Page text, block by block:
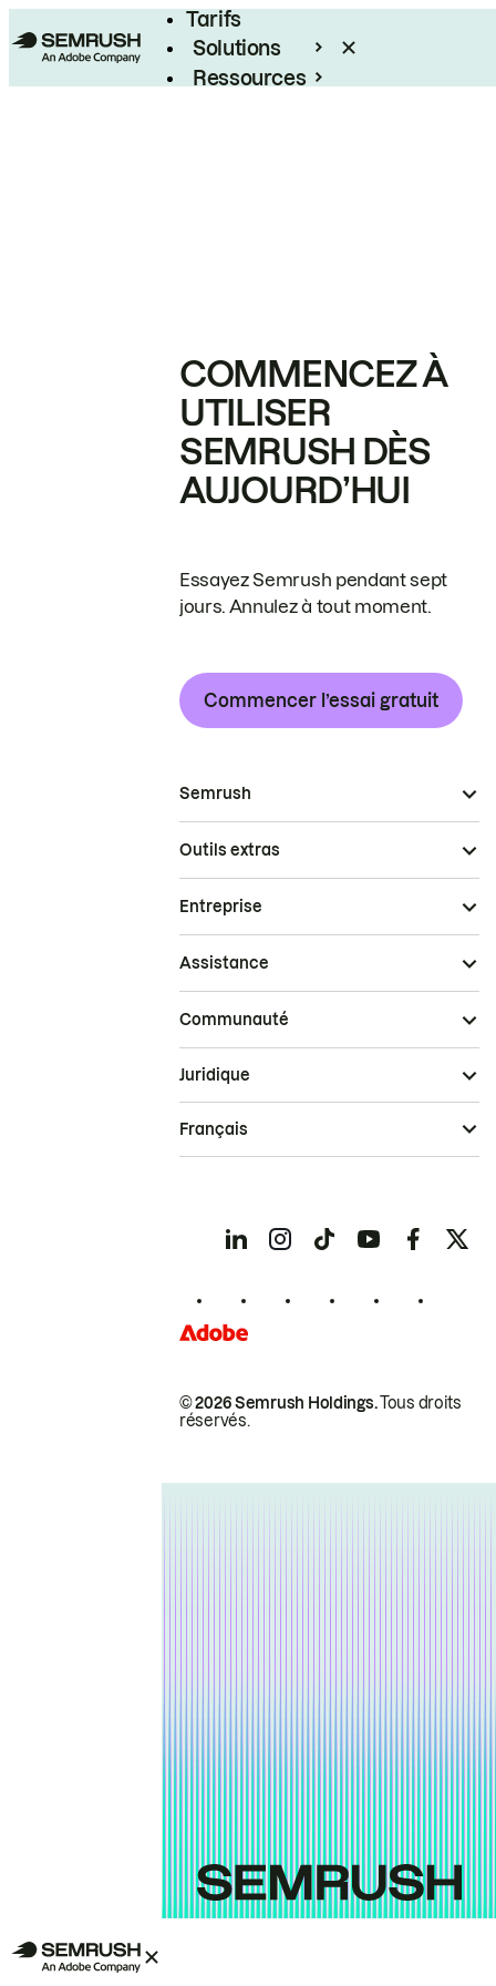
Tarifs
Solutions
Ressources
COMMENCEZ À
UTILISER
SEMRUSH DÈS
AUJOURD’HUI
Essayez Semrush pendant sept
jours. Annulez à tout moment.
Commencer l’essai gratuit
Semrush
Outils extras
Entreprise
Assistance
Communauté
© 2026 Semrush Holdings.Tous droits
réservés.
Juridique
Français